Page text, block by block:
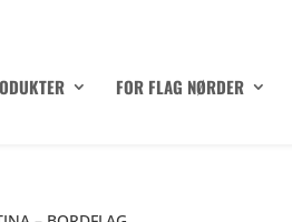
FOR FLAG NØRDER